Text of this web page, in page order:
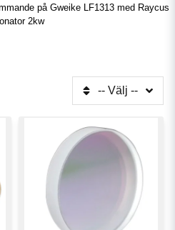
på Gweike LF1313 med Raycus
2kw
-- Välj --